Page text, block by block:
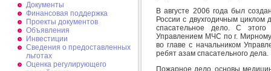
Документы
Финансовая поддержка
Проекты документов
Объявления
Инвестиции
Сведения о предоставленных
льготах
Оценка регулирующего
В августе 2006 года был
России с двухгодичным циклом
спасательное дело. С
Управлением МЧС по г.
во главе с начальником
ребят азам спасательного дела.
Пожарное дело, основы